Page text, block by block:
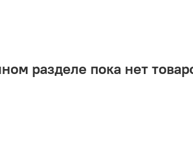
разделе пока нет